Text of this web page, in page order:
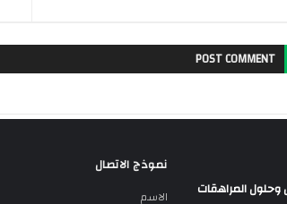
POSTCOMMENT
وحلول المراهقات
نموذج الاتصال
الاسم